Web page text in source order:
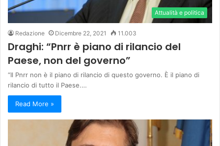
Attualità e politica
Redazione Dicembre 22, 2021 11.003
Draghi: “Pnrr è piano di rilancio del
Paese, non del governo”
“Il Pnrr non è il piano di rilancio di questo governo. È il piano di
rilancio di tutto il Paese.…
Read More »